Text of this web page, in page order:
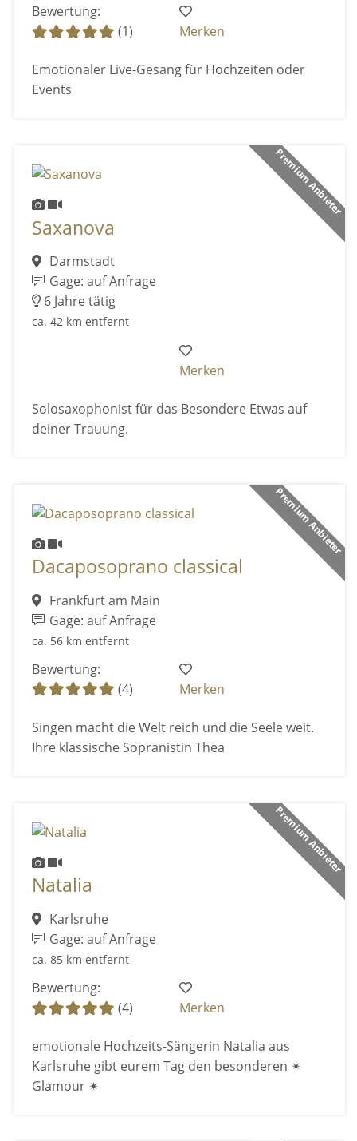
Bewertung:
(1)
Merken
Emotionaler Live-Gesang für Hochzeiten oder
Events
Premium Anbieter
Saxanova
Darmstadt
Gage: auf Anfrage
6 Jahre tätig
ca. 42 km entfernt
Merken
Solosaxophonist für das Besondere Etwas auf
deiner Trauung.
Premium Anbieter
Dacaposoprano classical
Frankfurt am Main
Gage: auf Anfrage
ca. 56 km entfernt
Bewertung:
(4)
Merken
Singen macht die Welt reich und die Seele weit.
Ihre klassische Sopranistin Thea
Premium Anbieter
Natalia
Karlsruhe
Gage: auf Anfrage
ca. 85 km entfernt
Bewertung:
(4)
Merken
emotionale Hochzeits-Sängerin Natalia aus
Karlsruhe gibt eurem Tag den besonderen ✴
Glamour ✴